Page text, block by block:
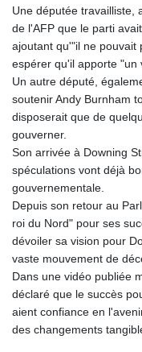
Une députée travailliste,
de l'AFP que le parti
ajoutant qu'"il ne pouvait
espérer qu'il apporte "un
Un autre député,
soutenir Andy Burnham
disposerait que de
gouverner.
Son arrivée à Downing
spéculations vont déjà
gouvernementale.
Depuis son retour au
roi du Nord" pour ses
dévoiler sa vision pour
vaste mouvement de
Dans une vidéo publiée
déclaré que le succès
aient confiance en
des changements